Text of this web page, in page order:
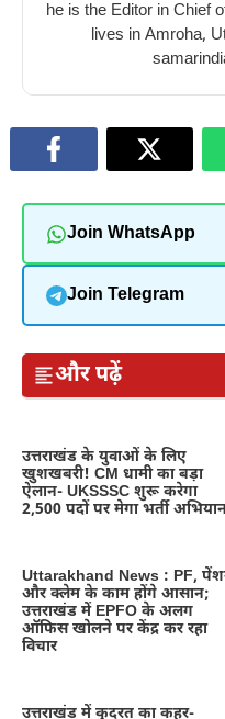
he is the Editor in Chief
lives in Amroha,
Join WhatsApp
Join Telegram
और पढ़ें
उत्तराखंड के युवाओं के लिए
खुशखबरी! CM धामी का बड़ा
ऐलान- UKSSSC शुरू करेगा
2,500 पदों पर मेगा भर्ती
Uttarakhand News : PF,
और क्लेम के काम होंगे आसान;
उत्तराखंड में EPFO के अलग
ऑफिस खोलने पर केंद्र कर रहा
विचार
उत्तराखंड में कुदरत का कहर-